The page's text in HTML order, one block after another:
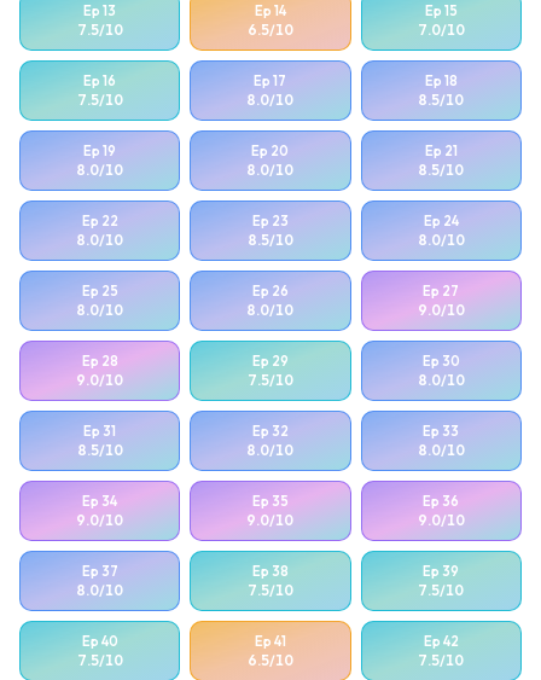
Ep13
7.5/10
Ep 14
6.5/10
Ep 15
7.0/10
Ep16
7.5/10
Ep17
8.0/10
Ep 18
8.5/10
Ep19
8.0/10
Ep 20
8.0/10
Ep 21
8.5/10
Ep 22
8.0/10
Ep 23
8.5/10
Ep 24
8.0/10
Ep 25
8.0/10
Ep 26
8.0/10
Ep 27
9.0/10
Ep 28
9.0/10
Ep 29
7.5/10
Ep 30
8.0/10
Ep 31
8.5/10
Ep 32
8.0/10
Ep 33
8.0/10
Ep 34
9.0/10
Ep 35
9.0/10
Ep 36
9.0/10
Ep 37
8.0/10
Ep 38
7.5/10
Ep39
7.5/10
Ep 40
7.5/10
Ep 41
6.5/10
Ep 42
7.5/10